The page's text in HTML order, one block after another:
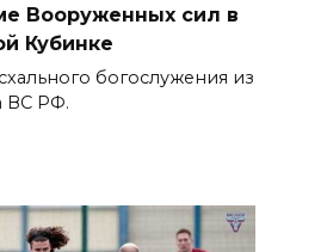
Вооруженных сил в
Кубинке
богослужения из
ВС РФ.